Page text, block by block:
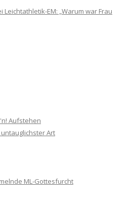
Leichtathletik-EM: „Warum war Frau
Aufstehen
untauglichster Art
ML-Gottesfurcht